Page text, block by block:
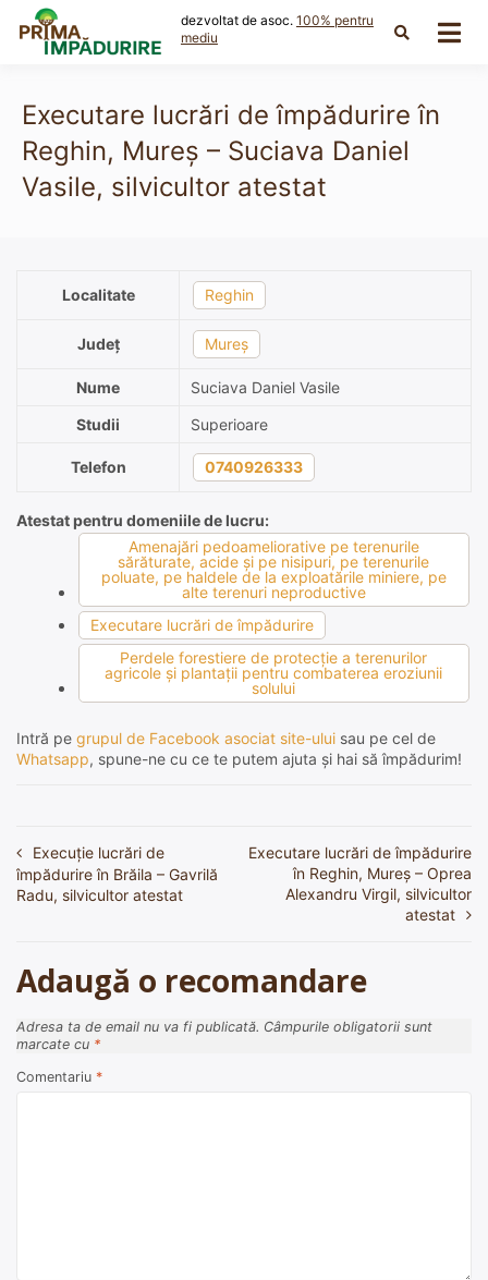
content
dezvoltat de asoc. 100% pentru
mediu
Executare lucrări de împădurire în
Reghin, Mureș – Suciava Daniel
Vasile, silvicultor atestat
Localitate Reghin
Județ Mureș
Nume
Suciava Daniel Vasile
Studii
Superioare
Telefon 0740926333
Atestat pentru domeniile de lucru:
Amenajări pedoameliorative pe terenurile
sărăturate, acide şi pe nisipuri, pe terenurile
poluate, pe haldele de la exploatările miniere, pe
alte terenuri neproductive
Executare lucrări de împădurire
Perdele forestiere de protecţie a terenurilor
agricole şi plantaţii pentru combaterea eroziunii
solului
Intră pe grupul de Facebook asociat site-ului sau pe cel de
Whatsapp, spune-ne cu ce te putem ajuta și hai să împădurim!
Navigare
în
Execuție lucrări de
împădurire în Brăila – Gavrilă
Radu, silvicultor atestat
Executare lucrări de împădurire
în Reghin, Mureș – Oprea
Alexandru Virgil, silvicultor
atestat
Adaugă o recomandare
Adresa ta de email nu va fi publicată. Câmpurile obligatorii sunt
marcate cu *
Comentariu *